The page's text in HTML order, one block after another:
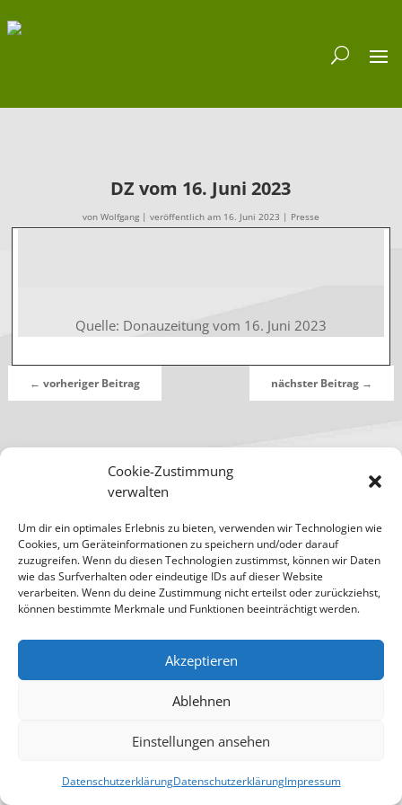
Cookie-Zustimmung
verwalten
Um dir ein optimales Erlebnis zu bieten, verwenden wir Technologien wie
Cookies, um Geräteinformationen zu speichern und/oder darauf
zuzugreifen. Wenn du diesen Technologien zustimmst, können wir Daten
wie das Surfverhalten oder eindeutige IDs auf dieser Website
verarbeiten. Wenn du deine Zustimmung nicht erteilst oder zurückziehst,
können bestimmte Merkmale und Funktionen beeinträchtigt werden.
Akzeptieren
Ablehnen
Einstellungen ansehen
DatenschutzerklärungDatenschutzerklärungImpressum
DZ vom 16. Juni 2023
von Wolfgang| veröffentlich am 16. Juni 2023 | Presse
Quelle: Donauzeitung vom 16. Juni 2023
← vorheriger Beitrag nächster Beitrag →
präsentiert von unserem Partner